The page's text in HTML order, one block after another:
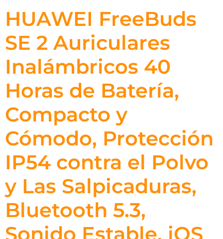
HUAWEI FreeBuds
SE 2 Auriculares
Inalámbricos 40
Horas de Batería,
Compacto y
Cómodo, Protección
IP54 contra el Polvo
y Las Salpicaduras,
Bluetooth 5.3,
Sonido Estable, iOS